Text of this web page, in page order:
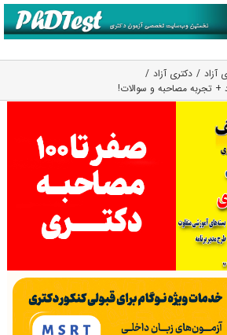
آزاد
دکتری آزاد
+ تجربه مصاحبه و سوالات!